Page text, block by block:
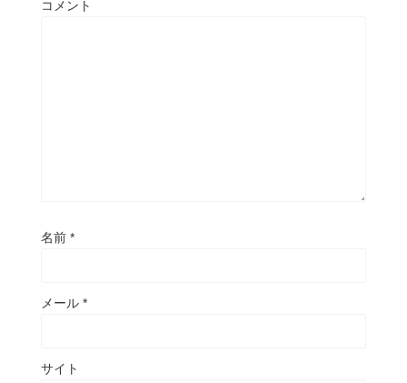
コメント
名前 *
メール *
サイト